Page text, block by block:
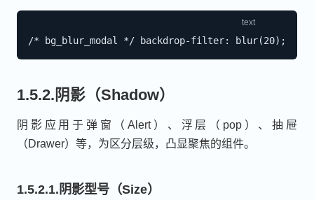
1.5.2.阴影（Shadow）
阴影应用于弹窗（Alert）、浮层（pop）、抽屉
（Drawer）等，为区分层级，凸显聚焦的组件。
1.5.2.1.阴影型号（Size）